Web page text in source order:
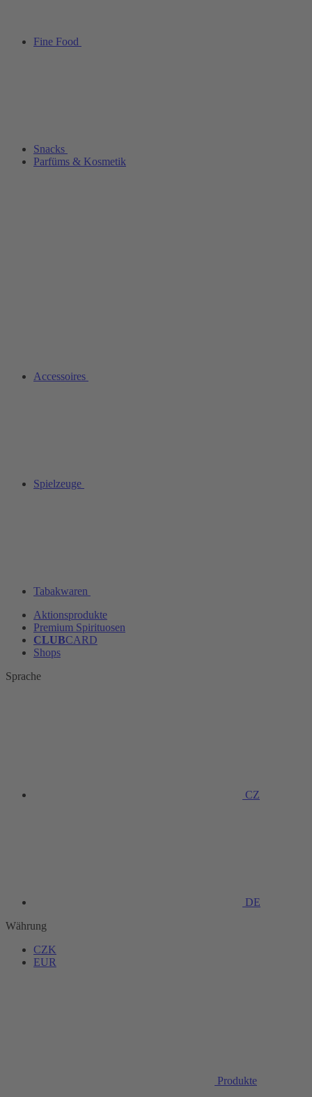
Fine Food
Snacks
Parfüms & Kosmetik
Accessoires
Spielzeuge
Tabakwaren
Aktionsprodukte
Premium Spirituosen
CLUBCARD
Shops
Sprache
CZ
DE
Währung
CZK
EUR
Produkte